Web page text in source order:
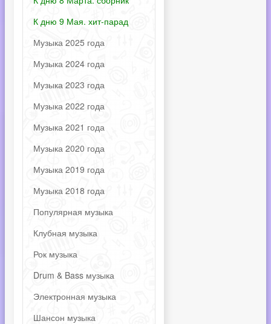
К дню 9 Мая. хит-парад
Музыка 2025 года
Музыка 2024 года
Музыка 2023 года
Музыка 2022 года
Музыка 2021 года
Музыка 2020 года
Музыка 2019 года
Музыка 2018 года
Популярная музыка
Клубная музыка
Рок музыка
Drum & Bass музыка
Электронная музыка
Шансон музыка